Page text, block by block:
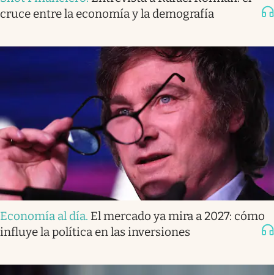
cruce entre la economía y la demografía
Economía al día. El mercado ya mira a 2027: cómo
influye la política en las inversiones